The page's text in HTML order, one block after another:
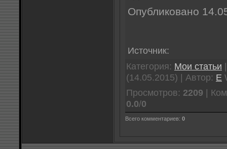
Опубликовано
Источник:
Категория: Мои статьи
(14.05.2015) | Автор: E
Просмотров: 2209 |
0.0/0
Всего комментариев: 0